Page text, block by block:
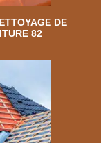
DE
82